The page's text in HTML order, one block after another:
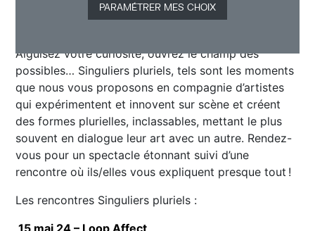
PARAMÉTRER MES CHOIX
Aiguisez votre curiosité, ouvrez le champ des
possibles… Singuliers pluriels, tels sont les moments
que nous vous proposons en compagnie d’artistes
qui expérimentent et innovent sur scène et créent
des formes plurielles, inclassables, mettant le plus
souvent en dialogue leur art avec un autre. Rendez-
vous pour un spectacle étonnant suivi d’une
rencontre où ils/elles vous expliquent presque tout !
Les rencontres Singuliers pluriels :
15 mai 24 – Loop Affect